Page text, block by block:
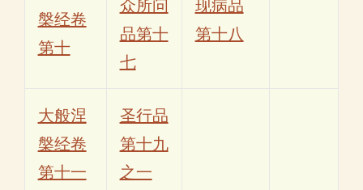
槃经卷
第十
众所问
品第十
七
现病品
第十八
大般涅
槃经卷
第十一
圣行品
第十九
之一